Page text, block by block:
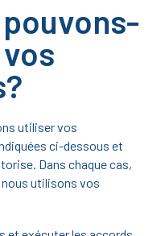
utiliser vos
ci-dessous et
Dans chaque cas,
utilisons vos